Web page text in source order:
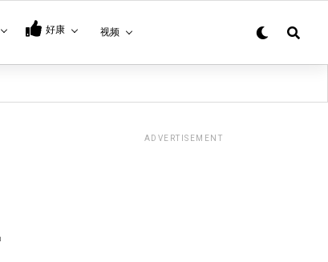
好康 视频
ADVERTISEMENT